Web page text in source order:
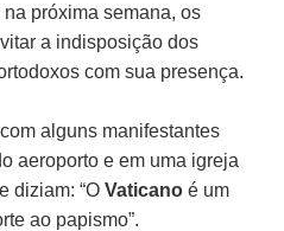
próxima semana, os
a indisposição dos
com sua presença.
alguns manifestantes
aeroporto e em uma igreja
diziam: “OVaticano é um
ao papismo”.